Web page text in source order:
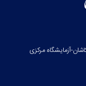
کاشان-آزمایشگاه مرکزی